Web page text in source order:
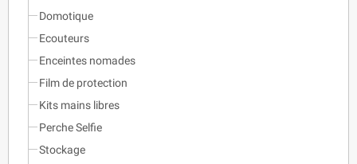
Domotique
Ecouteurs
Enceintes nomades
Film de protection
Kits mains libres
Perche Selfie
Stockage